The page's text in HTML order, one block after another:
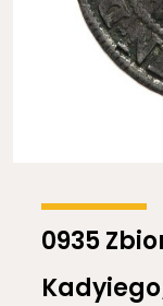
0935